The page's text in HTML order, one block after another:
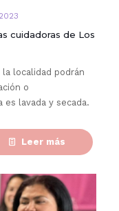
cuidadoras de Los
localidad podrán
o
lavada y secada.
Leer más